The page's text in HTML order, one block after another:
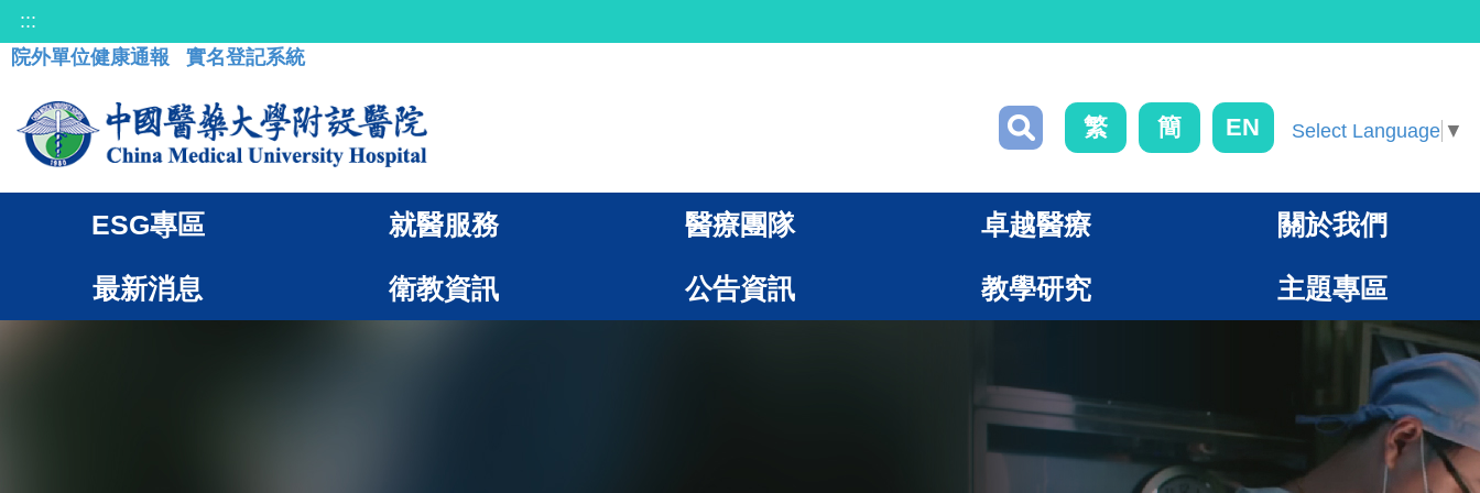
:::
院外單位健康通報
實名登記系統
繁 簡 EN Select Language ▼
ESG專區 就醫服務 醫療團隊 卓越醫療 關於我們
最新消息 衛教資訊 公告資訊 教學研究 主題專區